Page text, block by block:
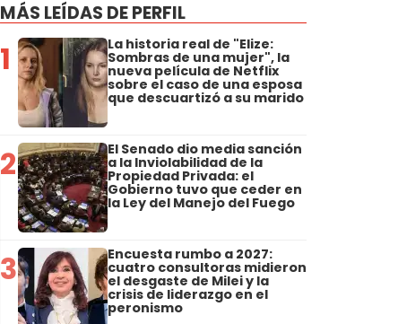
MÁS LEÍDAS DE PERFIL
1 La historia real de "Elize:
Sombras de una mujer", la
nueva película de Netflix
sobre el caso de una esposa
que descuartizó a su marido
2 El Senado dio media sanción
a la Inviolabilidad de la
Propiedad Privada: el
Gobierno tuvo que ceder en
la Ley del Manejo del Fuego
3 Encuesta rumbo a 2027:
cuatro consultoras midieron
el desgaste de Milei y la
crisis de liderazgo en el
peronismo